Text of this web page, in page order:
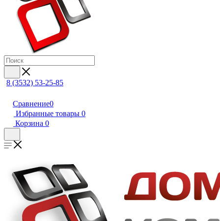
8 (3532) 53-25-85
Сравнение0
Избранные товары 0
Корзина 0